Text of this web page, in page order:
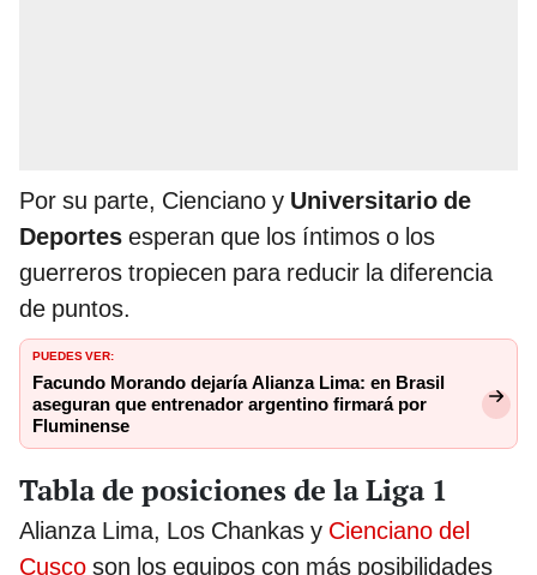
Por su parte, Cienciano y Universitario de
Deportes esperan que los íntimos o los
guerreros tropiecen para reducir la diferencia
de puntos.
PUEDES VER:
Facundo Morando dejaría Alianza Lima: en Brasil
aseguran que entrenador argentino firmará por
Fluminense
Tabla de posiciones de la Liga 1
Alianza Lima, Los Chankas y Cienciano del
Cusco son los equipos con más posibilidades